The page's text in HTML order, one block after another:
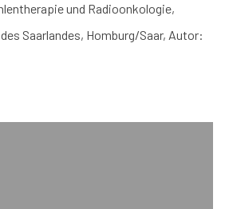
und Radioonkologie,
Saarlandes, Homburg/Saar, Autor: